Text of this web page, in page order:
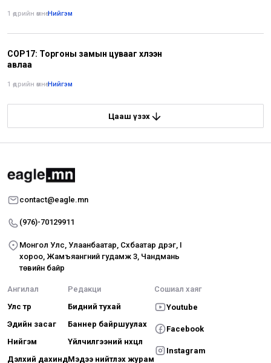
1 өдрийн өмнө•Нийгэм
COP17: Торгоны замын цувааг хүлээн
авлаа
1 өдрийн өмнө•Нийгэм
Цааш үзэх
contact@eagle.mn
(976)-70129911
Монгол Улс, Улаанбаатар, Сүхбаатар дүүрэг, I
хороо, Жамъяангүний гудамж 3, Чандмань
төвийн байр
Ангилал
Улс төр
Эдийн засаг
Нийгэм
Дэлхий дахинд
Редакци
Бидний тухай
Баннер байршуулах
Үйлчилгээний нөхцөл
Мэдээ нийтлэх журам
Сошиал хаяг
Youtube
Facebook
Instagram